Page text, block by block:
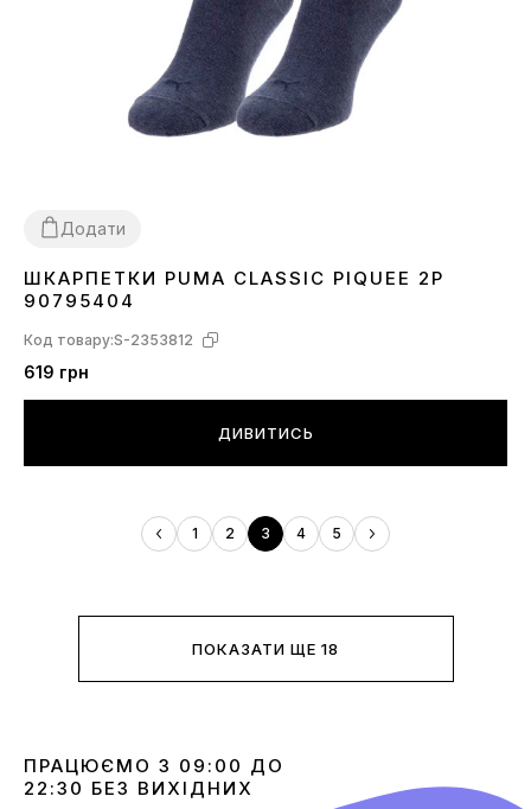
Додати
30-34 39-4243-46
ШКАРПЕТКИ PUMA CLASSIC PIQUEE 2P
90795404
Код товару:S-2353812
619 грн
ДИВИТИСЬ
1 2 3 4 5
ПОКАЗАТИ ЩЕ 18
ПРАЦЮЄМО З 09:00 ДО
22:30 БЕЗ ВИХІДНИХ